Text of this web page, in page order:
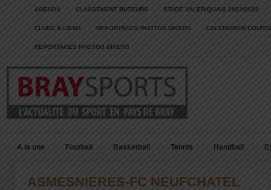
AGENDA CLASSEMENT BUTEURS STADE VALERIQUAIS 2022/2023
CLUBS & LIENS REPORTAGES PHOTOS DIVERS CALENDRIER
REPORTAGES PHOTOS DIVERS
A la une Football Basketball Tennis Handball
ASMESNIERES-FC NEUFCHATEL